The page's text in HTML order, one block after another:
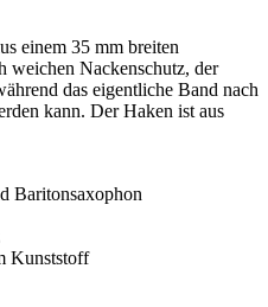
einem 35 mm breiten
weichen Nackenschutz, der
das eigentliche Band nach
kann. Der Haken ist aus
Baritonsaxophon
Kunststoff